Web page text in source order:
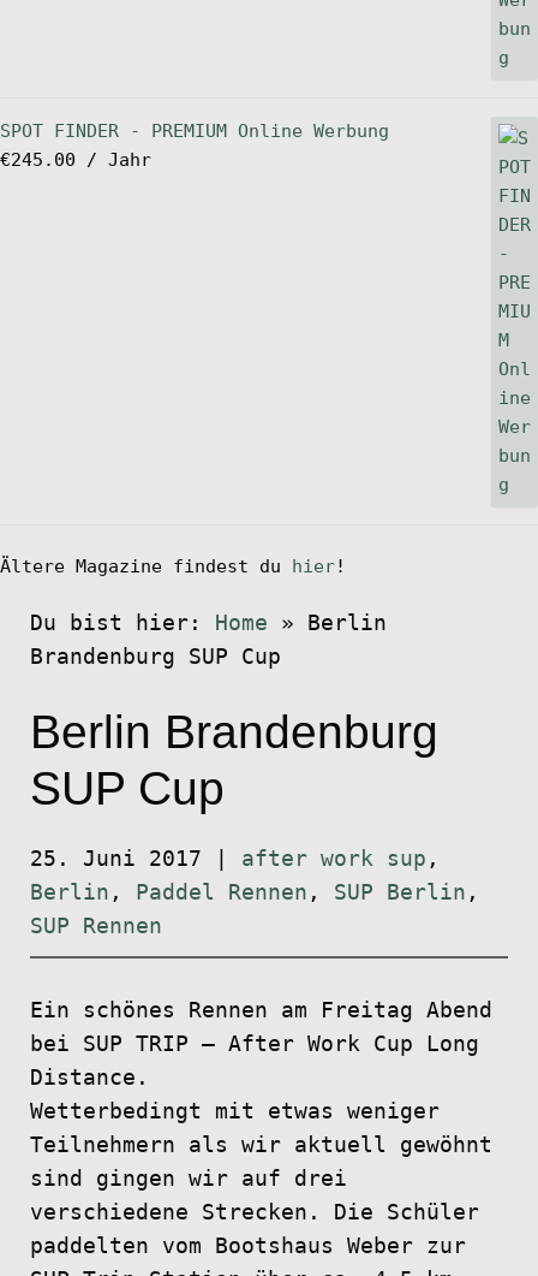
SPOT FINDER - PREMIUM Online Werbung
€245.00 / Jahr
Ältere Magazine findest du hier!
Du bist hier: Home »
Berlin
Brandenburg SUP Cup
Berlin Brandenburg
SUP Cup
25. Juni 2017 after work sup ,
Berlin , Paddel Rennen , SUP Berlin ,
SUP Rennen
Ein schönes Rennen am Freitag Abend
bei SUP TRIP – After Work Cup Long
Distance.
Wetterbedingt mit etwas weniger
Teilnehmern als wir aktuell gewöhnt
sind gingen wir auf drei
verschiedene Strecken. Die Schüler
paddelten vom Bootshaus Weber zur